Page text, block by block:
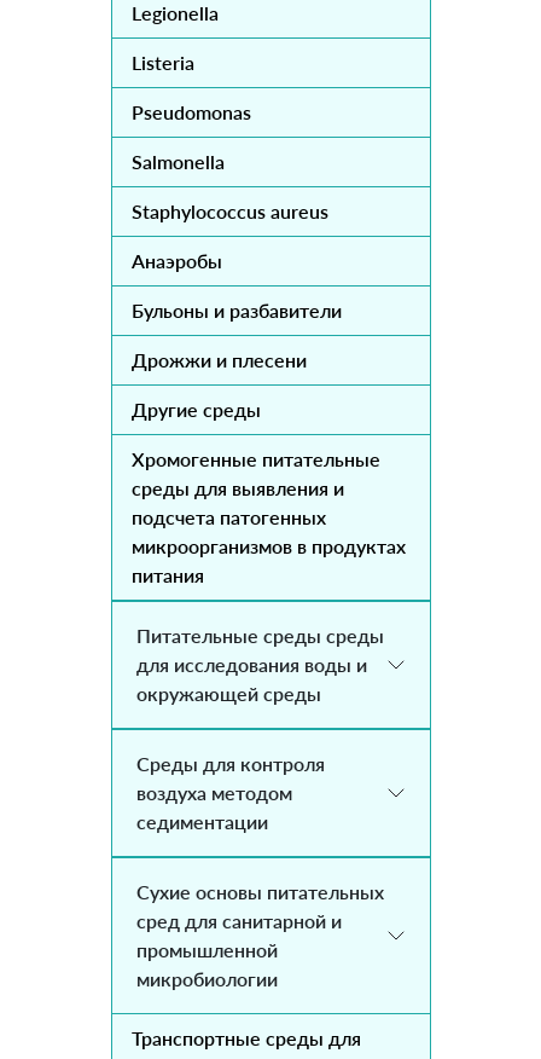
Legionella
Listeria
Pseudomonas
Salmonella
Staphylococcus aureus
Анаэробы
Бульоны и разбавители
Дрожжи и плесени
Другие среды
Хромогенные питательные
среды для выявления и
подсчета патогенных
микроорганизмов в продуктах
питания
Питательные среды среды
для исследования воды и
окружающей среды
Среды для контроля
воздуха методом
седиментации
Сухие основы питательных
сред для санитарной и
промышленной
микробиологии
Транспортные среды для